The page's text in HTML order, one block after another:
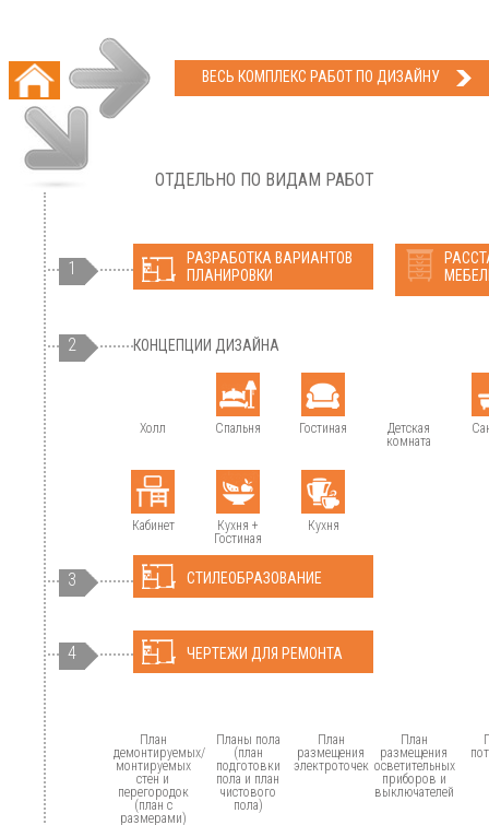
ВЕСЬ КОМПЛЕКС РАБОТ ПО ДИЗАЙНУ
ОТДЕЛЬНО ПО ВИДАМ РАБОТ
1
РАЗРАБОТКА ВАРИАНТОВ
ПЛАНИРОВКИ
2 КОНЦЕПЦИИ ДИЗАЙНА
Холл Спальня Гостиная
Детская
комната
Кабинет
Кухня +
Гостиная
Кухня
3 СТИЛЕОБРАЗОВАНИЕ
4 ЧЕРТЕЖИ ДЛЯ РЕМОНТА
План
демонтируемых/
монтируемых
стен и
перегородок
(план с
размерами)
Планы пола
(план
подготовки
пола и план
чистового
пола)
План
размещения
электроточек
План
размещения
осветительных
приборов и
выключателей